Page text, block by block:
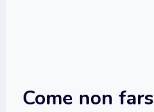
Come non